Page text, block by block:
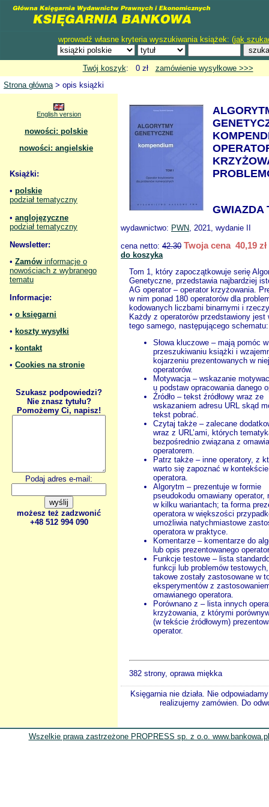
wprowadź własne kryteria wyszukiwania książek: (jak
Twój koszyk: 0 zł zamówienie wysyłkowe >>>
Strona główna> opis książki
English version
nowości: polskie
nowości: angielskie
Książki:
• polskie
podział tematyczny
• anglojęzyczne
podział tematyczny
Newsletter:
• Zamów informacje o
nowościach z wybranego
tematu
Informacje:
• o księgarni
• koszty wysyłki
• kontakt
• Cookies na stronie
Szukasz podpowiedzi?
Nie znasz tytułu?
Pomożemy Ci, napisz!
Podaj adres e-mail:
możesz też zadzwonić
+48 512 994 090
GWIAZDA
wydawnictwo: PWN, 2021, wydanie II
cena netto: 42.30 Twoja cena 40,19 zł
do koszyka
Tom 1, który zapoczątkowuje serię
Genetyczne, przedstawia najbardziej
AG operator – operator krzyżowania.
w nim ponad 180 operatorów dla
kodowanych liczbami binarnymi i
Każdy z operatorów przedstawiony jest
tego samego, następującego schematu:
Słowa kluczowe – mają pomóc w
przeszukiwaniu książki i
kojarzeniu prezentowanych w niej
operatorów.
Motywacja – wskazanie
u podstaw opracowania danego
Źródło – tekst źródłowy wraz ze
wskazaniem adresu URL skąd
tekst pobrać.
Czytaj także – zalecane
wraz z URL’ami, których
bezpośrednio związana z
operatorem.
Patrz także – inne operatory, z
warto się zapoznać w
operatora.
Algorytm – prezentuje w formie
pseudokodu omawiany operator,
w kilku wariantach; ta forma
operatora w większości
umożliwia natychmiastowe
operatora w praktyce.
Komentarze – komentarze do
lub opis prezentowanego
Funkcje testowe – lista
funkcji lub problemów
takowe zostały zastosowane w
eksperymentów z
omawianego operatora.
Porównano z – lista innych
krzyżowania, z którymi
(w tekście źródłowym)
operator.
382 strony, oprawa miękka
Księgarnia nie działa. Nie
realizujemy zamówien. Do
Wszelkie prawa zastrzeżone PROPRESS sp. z o.o.